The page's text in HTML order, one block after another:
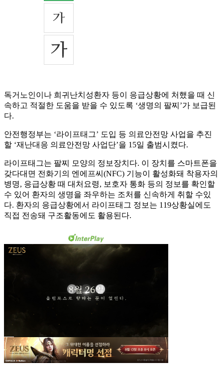
독거노인이나 희귀난치성환자 등이 응급상황에 처했을 때 신
속하고 적절한 도움을 받을 수 있도록 ‘생명의 팔찌’가 보급된
다.
안전행정부는 ‘라이프태그’ 도입 등 의료안전망 사업을 추진
할 ‘재난대응 의료안전망 사업단’을 15일 출범시켰다.
라이프태그는 팔찌 모양의 정보장치다. 이 장치를 스마트폰을
갖다대면 전화기의 엔에프씨(NFC) 기능이 활성화돼 착용자의
병명, 응급상황 때 대처요령, 보호자 통화 등의 정보를 확인할
수 있어 환자의 생명을 좌우하는 조처를 신속하게 취할 수있
다. 환자의 응급상황에서 라이프태그 정보는 119상황실에도
직접 전송돼 구조활동에도 활용된다.